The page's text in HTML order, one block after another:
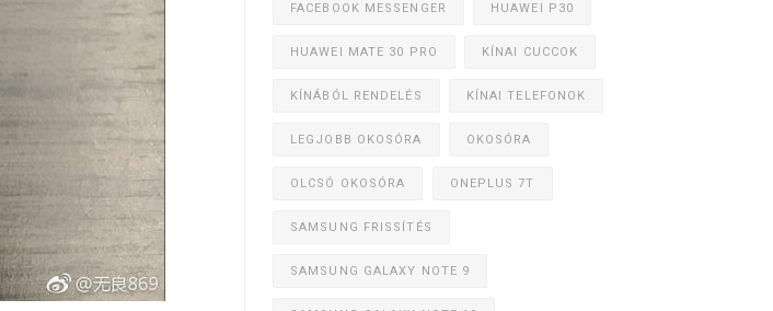
FACEBOOK MESSENGER HUAWEI P30
HUAWEI MATE 30 PRO KÍNAI CUCCOK
KÍNÁBÓL RENDELÉS KÍNAI TELEFONOK
LEGJOBB OKOSÓRA OKOSÓRA
OLCSÓ OKOSÓRA ONEPLUS 7T
SAMSUNG FRISSÍTÉS
SAMSUNG GALAXY NOTE 9